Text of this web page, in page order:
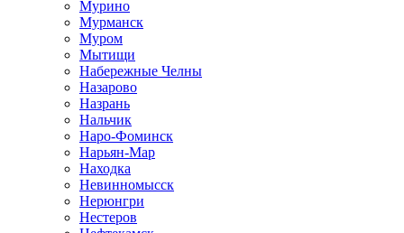
Мурино
Мурманск
Муром
Мытищи
Набережные Челны
Назарово
Назрань
Нальчик
Наро-Фоминск
Нарьян-Мар
Находка
Невинномысск
Нерюнгри
Нестеров